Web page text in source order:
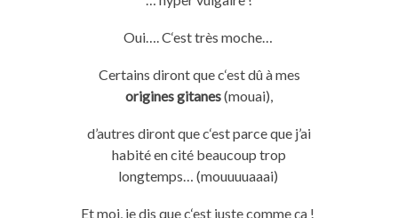
Oui…. C‘est très moche…
Certains dirontquec‘est dû à mes
origines gitanes(mouai),
d’autres dirontquec‘estparceque j’ai
habité en cité beaucoup trop
longtemps…
(mouuuuaaai)
Et moi, jedis quec‘est justecomme ça !